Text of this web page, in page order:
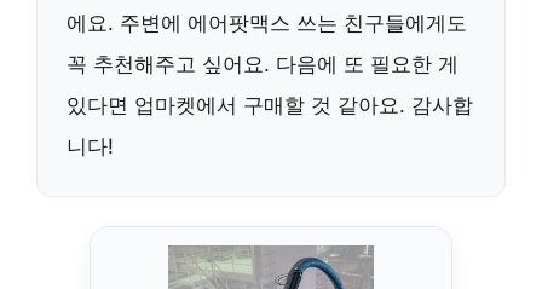
에요. 주변에 에어팟맥스 쓰는 친구들에게도
꼭 추천해주고 싶어요. 다음에 또 필요한 게
있다면 업마켓에서 구매할 것 같아요. 감사합
니다!